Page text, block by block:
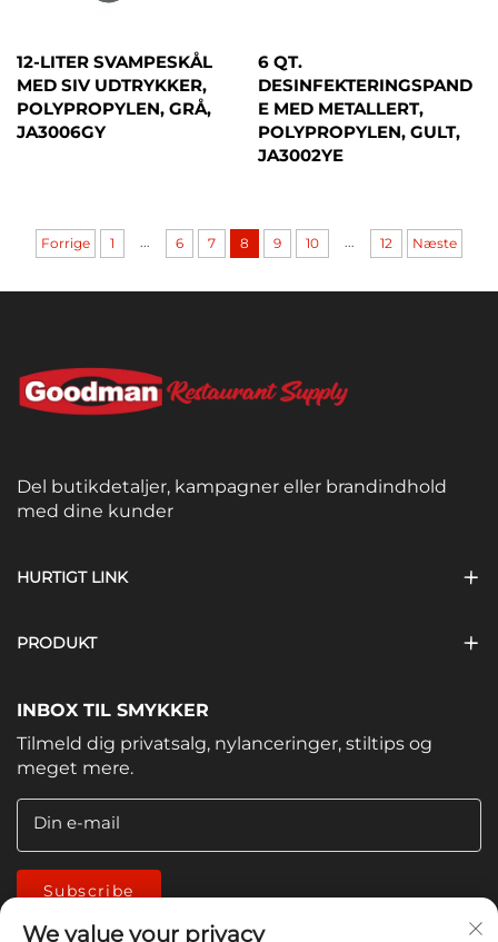
12-LITER SVAMPESKÅL
MED SIV UDTRYKKER,
POLYPROPYLEN, GRÅ,
JA3006GY
6 QT.
DESINFEKTERINGSPAND
E MED METALLERT,
POLYPROPYLEN, GULT,
JA3002YE
Forrige 1 ... 6 7 8 9 10 ... 12 Næste
Del butikdetaljer, kampagner eller brandindhold
med dine kunder
HURTIGT LINK
PRODUKT
INBOX TIL SMYKKER
Tilmeld dig privatsalg, nylanceringer, stiltips og
meget mere.
Din e-mail
Subscribe
We value your privacy